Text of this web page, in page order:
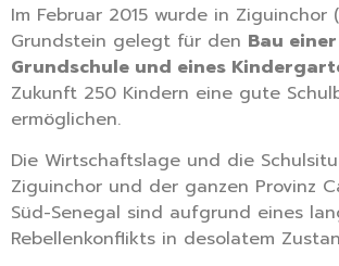
Im Februar 2015 wurde in Ziguinchor
Grundstein gelegt für den Bau
Grundschule und eines
Zukunft 250 Kindern eine gute
ermöglichen.
Die Wirtschaftslage und die
Ziguinchor und der ganzen Provinz
Süd-Senegal sind aufgrund eines
Rebellenkonflikts in desolatem